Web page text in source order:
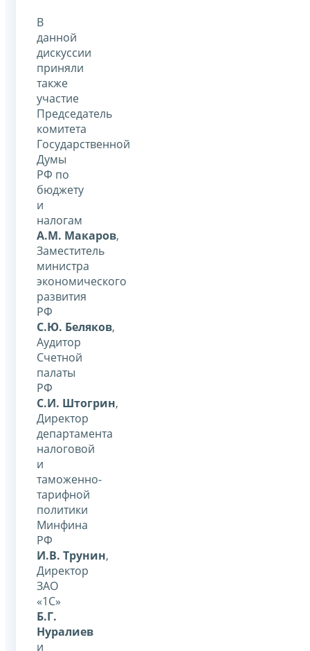
В
данной
дискуссии
приняли
также
участие
Председатель
комитета
Государственной
Думы
РФ по
бюджету
и
налогам
А.М. Макаров,
Заместитель
министра
экономического
развития
РФ
С.Ю. Беляков,
Аудитор
Счетной
палаты
РФ
С.И. Штогрин,
Директор
департамента
налоговой
и
таможенно-
тарифной
политики
Минфина
РФ
И.В. Трунин,
Директор
ЗАО
«1С»
Б.Г.
Нуралиев
и